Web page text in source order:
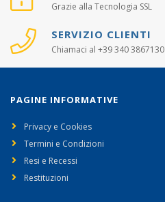
Grazie alla Tecnologia SSL
SERVIZIO CLIENTI
Chiamaci al +39 340 3867130
PAGINE INFORMATIVE
Privacy e Cookies
Termini e Condizioni
Resi e Recessi
Restituzioni